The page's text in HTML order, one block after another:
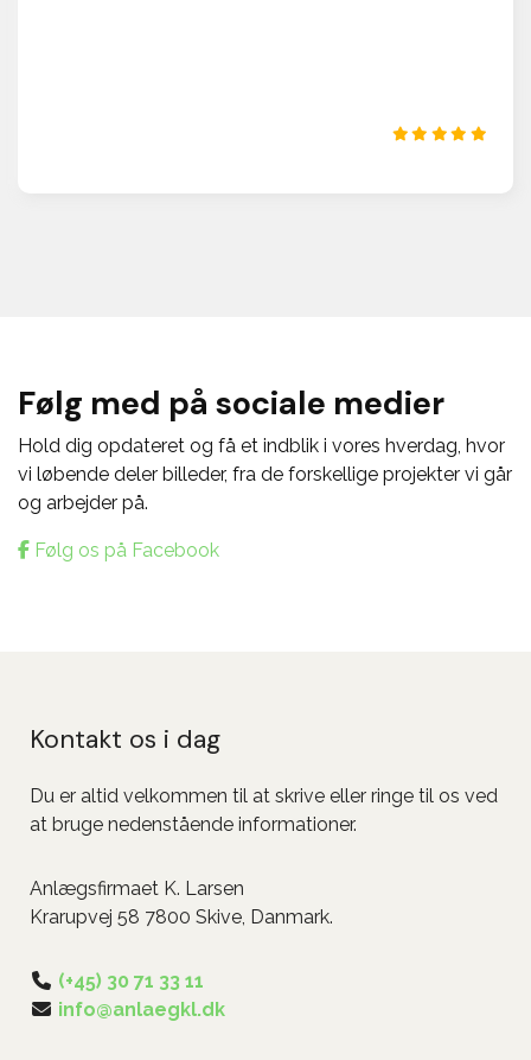
Følg med på sociale medier
Hold dig opdateret og få et indblik i vores hverdag, hvor
vi løbende deler billeder, fra de forskellige projekter vi går
og arbejder på.
Følg os på Facebook
Kontakt os i dag
Du er altid velkommen til at skrive eller ringe til os ved
at bruge nedenstående informationer.
Anlægsfirmaet K. Larsen
Krarupvej 58 7800 Skive, Danmark.
(+45) 30 71 33 11
info@anlaegkl.dk